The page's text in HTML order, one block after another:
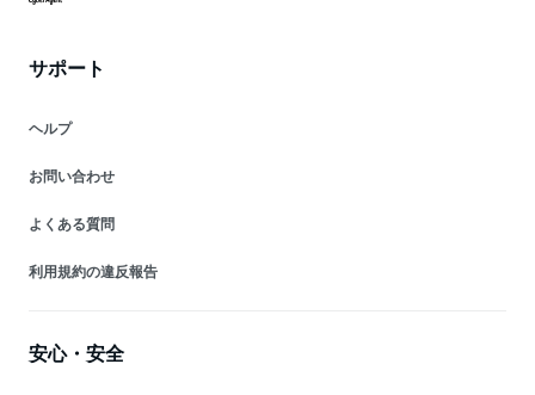
サポート
ヘルプ
お問い合わせ
よくある質問
利用規約の違反報告
安心・安全